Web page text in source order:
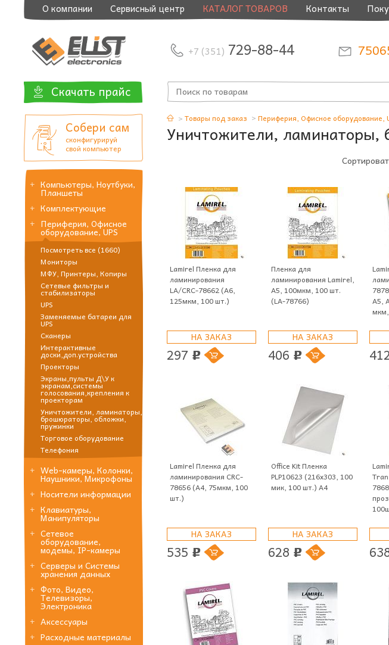
О компании Сервисный центр КАТАЛОГ ТОВАРОВ Контакты
+7 (351) 729-88-44
Скачать прайс
Собери сам
сконфигурируй
свой компьютер
Компьютеры, Ноутбуки,
Планшеты
Комплектующие
Периферия, Офисное
оборудование, UPS
Посмотреть все (1660)
Мониторы
МФУ, Принтеры, Копиры
Сетевые фильтры и
стабилизаторы
UPS
Заменяемые батареи для
UPS
Сканеры
Интерактивные
доски,доп.устройства
Проекторы
Экраны,пульты Д\У к
экранам,системы
голосования,крепления к
проекторам
Уничтожители, ламинаторы,
брошюраторы, обложки,
пружинки
Торговое оборудование
Телефония
Web-камеры, Колонки,
Наушники, Микрофоны
Носители информации
Клавиатуры,
Манипуляторы
Сетевое
оборудование,
модемы, IP-камеры
Серверы и Системы
хранения данных
Фото, Видео,
Телевизоры,
Электроника
Аксессуары
Расходные материалы
Товары под заказ Периферия, Офисное оборудование,
Уничтожители,
Lamirel Пленка для
ламинирования
LA/CRC-78662 (А6,
125мкм, 100 шт.)
НА ЗАКАЗ
297 p
Пленка для
ламинирования Lamirel,
А5, 100мкм, 100 шт.
(LA-78766)
НА ЗАКАЗ
406 p
A5,
Lamirel Пленка для
ламинирования CRC-
78656 (А4, 75мкм, 100
шт.)
НА ЗАКАЗ
535 p
Office Kit Пленка
PLP10623 (216х303, 100
мик, 100 шт.) А4
НА ЗАКАЗ
628 p